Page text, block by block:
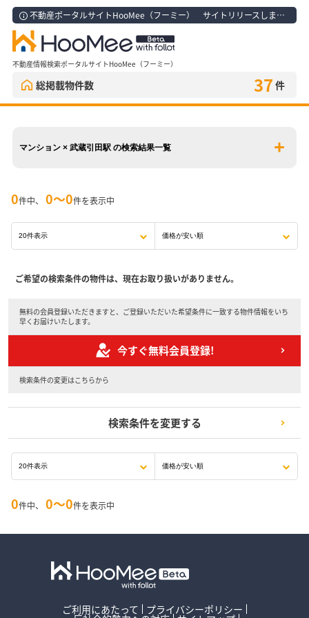
不動産ポータルサイトHooMee（フーミー） サイトリリースしました！
不動産情報検索ポータルサイトHooMee（フーミー）
総掲載物件数 37 件
マンション × 武蔵引田駅 の検索結果一覧
0件中、 0〜0件を表示中
ご希望の検索条件の物件は、現在お取り扱いがありません。
無料の会員登録いただきますと、ご登録いただいた希望条件に一致する物件情報をいち
早くお届けいたします。
今すぐ無料会員登録!
検索条件の変更はこちらから
検索条件を変更する
0件中、 0〜0件を表示中
ご利用にあたって プライバシーポリシー